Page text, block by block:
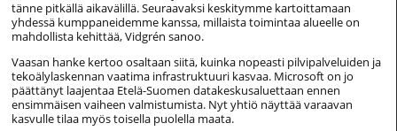
tänne pitkällä aikavälillä. Seuraavaksi keskitymme kartoittamaan
yhdessä kumppaneidemme kanssa, millaista toimintaa alueelle on
mahdollista kehittää, Vidgrén sanoo.
Vaasan hanke kertoo osaltaan siitä, kuinka nopeasti pilvipalveluiden ja
tekoälylaskennan vaatima infrastruktuuri kasvaa. Microsoft on jo
päättänyt laajentaa Etelä-Suomen datakeskusaluettaan ennen
ensimmäisen vaiheen valmistumista. Nyt yhtiö näyttää varaavan
kasvulle tilaa myös toisella puolella maata.